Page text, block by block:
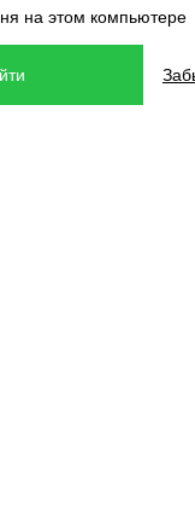
на этом компьютере